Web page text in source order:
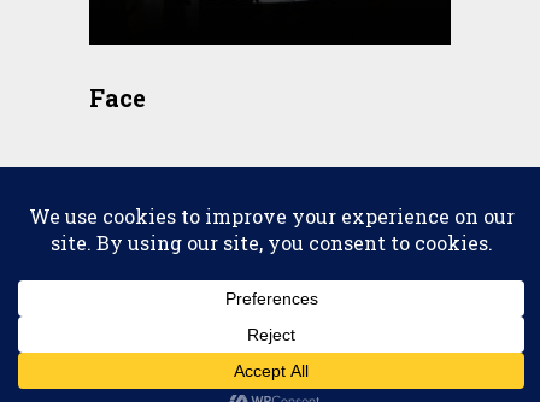
Face
2026 © copyrightScena